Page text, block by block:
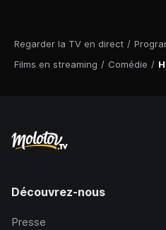
Regarder la TV en direct /
Films en streaming / Comédie /
Découvrez-nous
Presse